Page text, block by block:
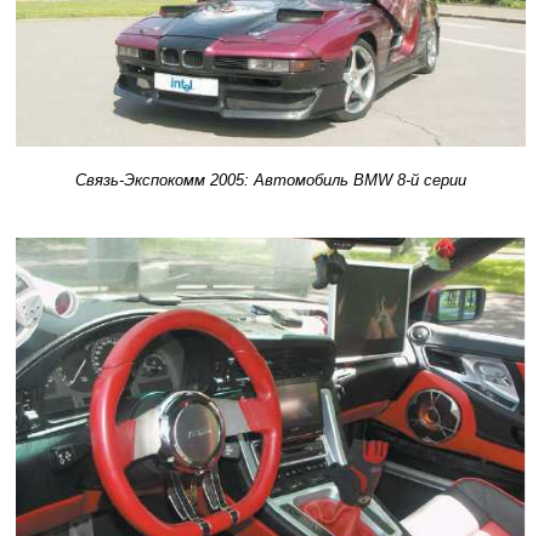
Связь-Экспокомм 2005: Автомобиль BMW 8-й серии